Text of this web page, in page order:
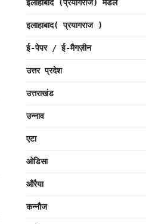
इलाहाबाद (प्रयागराज) मंडल
इलाहाबाद( प्रयागराज )
ई-पेपर / ई-मैगज़ीन
उत्तर प्रदेश
उत्तराखंड
उन्नाव
एटा
ओडिसा
औरैया
कन्नौज